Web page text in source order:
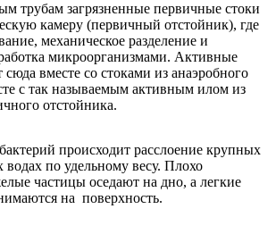
трубам загрязненные первичные стоки
камеру (первичный отстойник), где
механическое разделение и
микроорганизмами. Активные
вместе со стоками из анаэробного
с так называемым активным илом из
отстойника.
происходит расслоение крупных
водах по удельному весу. Плохо
частицы оседают на дно, а легкие
на поверхность.